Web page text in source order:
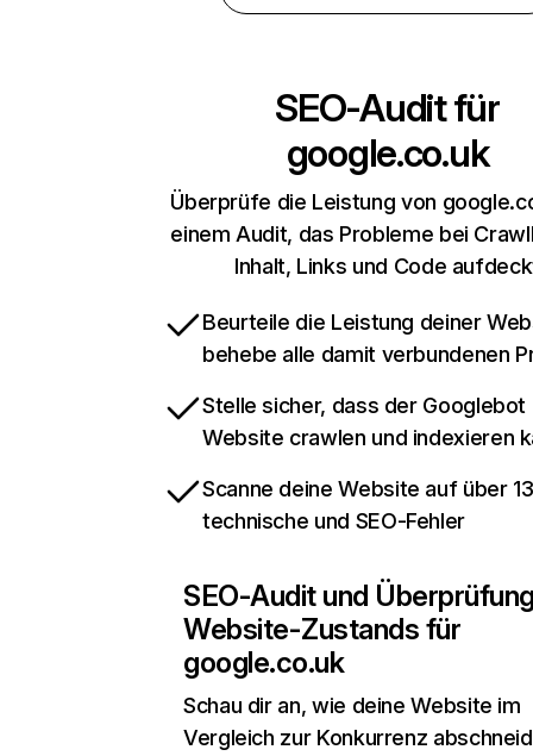
SEO-Audit für
google.co.uk
Überprüfe die Leistung von
einem Audit, das Probleme bei
Inhalt, Links und Code
Beurteile die Leistung deiner
behebe alle damit verbundenen
Stelle sicher, dass der Googlebot
Website crawlen und indexieren
Scanne deine Website auf über
technische und SEO-Fehler
SEO-Audit und
Website-Zustands für
google.co.uk
Schau dir an, wie deine Website im
Vergleich zur Konkurrenz